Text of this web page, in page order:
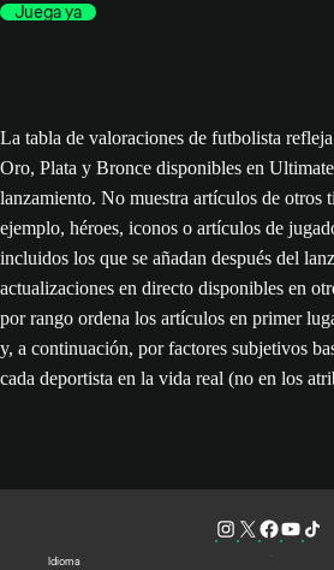
Juega ya
La tabla de valoraciones de futbolista
Oro, Plata y Bronce disponibles en Ultimate
lanzamiento. No muestra artículos de otros
ejemplo, héroes, iconos o artículos de
incluidos los que se añadan después del
actualizaciones en directo disponibles en
por rango ordena los artículos en primer
y, a continuación, por factores subjetivos
cada deportista en la vida real (no en los
Idioma